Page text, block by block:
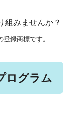
みませんか？
録商標です。
ログラム